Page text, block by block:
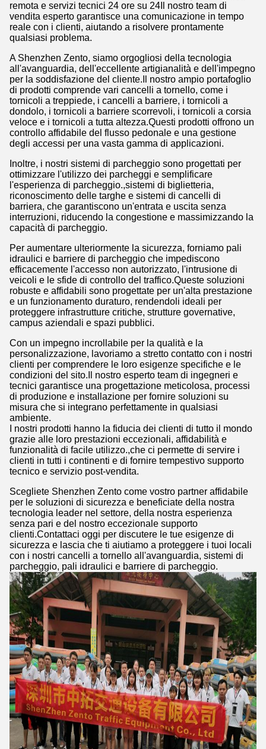
remota e servizi tecnici 24 ore su 24Il nostro team di
vendita esperto garantisce una comunicazione in tempo
reale con i clienti, aiutando a risolvere prontamente
qualsiasi problema.
A Shenzhen Zento, siamo orgogliosi della tecnologia
all'avanguardia, dell'eccellente artigianalità e dell'impegno
per la soddisfazione del cliente.Il nostro ampio portafoglio
di prodotti comprende vari cancelli a tornello, come i
tornicoli a treppiede, i cancelli a barriere, i tornicoli a
dondolo, i tornicoli a barriere scorrevoli, i tornicoli a corsia
veloce e i tornicoli a tutta altezza.Questi prodotti offrono un
controllo affidabile del flusso pedonale e una gestione
degli accessi per una vasta gamma di applicazioni.
Inoltre, i nostri sistemi di parcheggio sono progettati per
ottimizzare l'utilizzo dei parcheggi e semplificare
l'esperienza di parcheggio.,sistemi di biglietteria,
riconoscimento delle targhe e sistemi di cancelli di
barriera, che garantiscono un'entrata e uscita senza
interruzioni, riducendo la congestione e massimizzando la
capacità di parcheggio.
Per aumentare ulteriormente la sicurezza, forniamo pali
idraulici e barriere di parcheggio che impediscono
efficacemente l'accesso non autorizzato, l'intrusione di
veicoli e le sfide di controllo del traffico.Queste soluzioni
robuste e affidabili sono progettate per un'alta prestazione
e un funzionamento duraturo, rendendoli ideali per
proteggere infrastrutture critiche, strutture governative,
campus aziendali e spazi pubblici.
Con un impegno incrollabile per la qualità e la
personalizzazione, lavoriamo a stretto contatto con i nostri
clienti per comprendere le loro esigenze specifiche e le
condizioni del sito.Il nostro esperto team di ingegneri e
tecnici garantisce una progettazione meticolosa, processi
di produzione e installazione per fornire soluzioni su
misura che si integrano perfettamente in qualsiasi
ambiente.
I nostri prodotti hanno la fiducia dei clienti di tutto il mondo
grazie alle loro prestazioni eccezionali, affidabilità e
funzionalità di facile utilizzo.,che ci permette di servire i
clienti in tutti i continenti e di fornire tempestivo supporto
tecnico e servizio post-vendita.
Scegliete Shenzhen Zento come vostro partner affidabile
per le soluzioni di sicurezza e beneficiate della nostra
tecnologia leader nel settore, della nostra esperienza
senza pari e del nostro eccezionale supporto
clienti.Contattaci oggi per discutere le tue esigenze di
sicurezza e lascia che ti aiutiamo a proteggere i tuoi locali
con i nostri cancelli a tornello all'avanguardia, sistemi di
parcheggio, pali idraulici e barriere di parcheggio.